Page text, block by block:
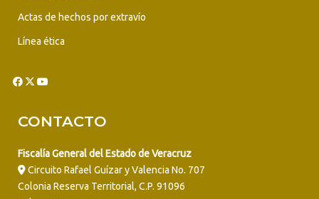
Actas de hechos por extravío
Línea ética
CONTACTO
Fiscalía General del Estado de Veracruz
Circuito Rafael Guízar y Valencia No. 707
Colonia Reserva Territorial, C.P. 91096